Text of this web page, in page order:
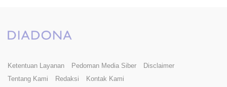
Ketentuan Layanan Pedoman Media Siber
Disclaimer
Tentang Kami
Redaksi Kontak Kami